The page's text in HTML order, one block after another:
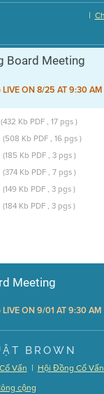
|
Board Meeting
LIVE ON 8/25 AT 9:30 AM
(432 Kb PDF , 17 pgs )
(508 Kb PDF , 16 pgs )
(185 Kb PDF , 3 pgs )
(374 Kb PDF , 7 pgs )
(149 Kb PDF , 3 pgs )
(184 Kb PDF , 3 pgs )
Meeting
LIVE ON 9/01 AT 9:30 AM
1 of 3) (5 Mb PDF , 87 pgs )
2 of 3) (121 Kb PDF , 2
BROWN
Vấn | Hội Đồng Cố
cộng